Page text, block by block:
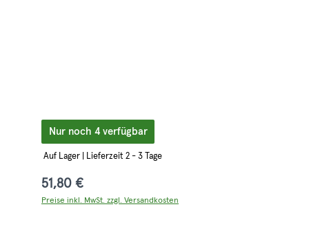
Nur noch 4 verfügbar
Auf Lager | Lieferzeit 2 - 3 Tage
51,80 €
Preise inkl. MwSt. zzgl. Versandkosten